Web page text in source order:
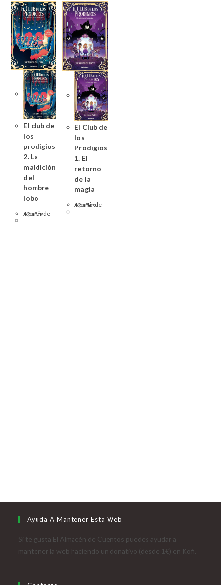
El club de
los
prodigios
2. La
maldición
del
hombre
lobo
A partir de 12 años
El Club de
los
Prodigios
1. El
retorno
de la
magia
A partir de 12 años
Ayuda A Mantener Esta Web
Si te gusta El Almacén de Cuentos puedes ayudar a
mantener la web haciendo un donativo (desde 1€) en Kofi.